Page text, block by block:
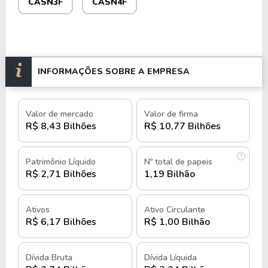
Elétricas de Santa Catarina (CELESC)
ticker
sob os códigos CASN3F e CASN4F.
História e quando foi criada a
CASAN
A CASAN foi fundada em 1970, em Florianópolis,
com o objetivo de centralizar e profissionalizar os
serviços de água e saneamento no estado de Santa
Catarina.
Nos primeiros anos de operação, a CASAN
enfrentou desafios relacionados à infraestrutura
limitada e à necessidade de ampliar os serviços
INFORMAÇÕES SOBRE A EMPRESA
Valor de mercado
R$ 8,43 Bilhões
Valor de firma
R$ 10,77 Bilhões
Patrimônio Líquido
R$ 2,71 Bilhões
Nº total de papeis
1,19 Bilhão
Ativos
R$ 6,17 Bilhões
Ativo Circulante
R$ 1,00 Bilhão
Dívida Bruta Dívida Líquida